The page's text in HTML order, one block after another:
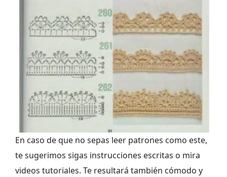
En caso de que no sepas leer patrones como este,
te sugerimos sigas instrucciones escritas o mira
videos tutoriales. Te resultará también cómodo y